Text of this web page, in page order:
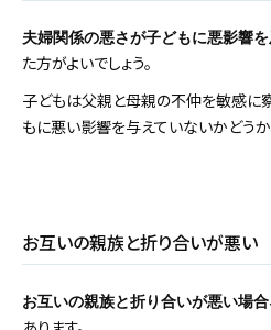
夫婦関係の悪さが子どもに悪影響
た方がよいでしょう。
子どもは父親と母親の不仲を敏感に
もに悪い影響を与えていないかどうか
お互いの親族と折り合いが悪い
お互いの親族と折り合いが悪い場合